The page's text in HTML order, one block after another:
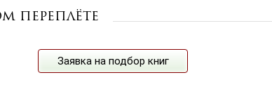
переплёте
Заявка на подбор книг